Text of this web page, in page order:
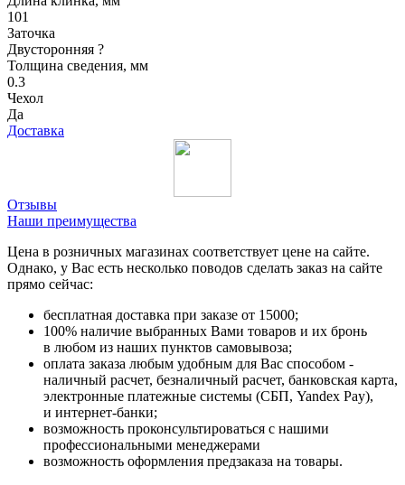
101
Заточка
Двусторонняя ?
Толщина сведения, мм
0.3
Чехол
Да
Доставка
Отзывы
Наши преимущества
Цена в розничных магазинах соответствует цене на сайте.
Однако, у Вас есть несколько поводов сделать заказ на сайте
прямо сейчас:
бесплатная доставка при заказе от 15000;
100% наличие выбранных Вами товаров и их бронь
в любом из наших пунктов самовывоза;
оплата заказа любым удобным для Вас способом -
наличный расчет, безналичный расчет, банковская карта,
электронные платежные системы (СБП, Yandex Pay),
и интернет-банки;
возможность проконсультироваться с нашими
профессиональными менеджерами
возможность оформления предзаказа на товары.